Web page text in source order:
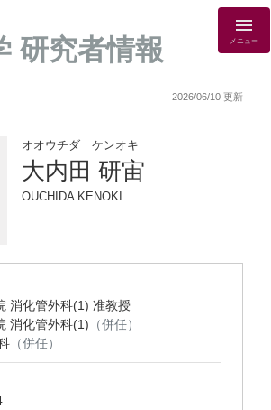
研究者情報 メニュー
2026/06/10 更新
オオウチダ ケンオキ
大内田 研宙
OUCHIDA KENOKI
消化管外科(1) 准教授
消化管外科(1) （併任）
（併任）